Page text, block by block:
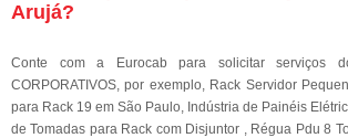
Arujá?
Conte com a Eurocab para solicitar serviços
CORPORATIVOS, por exemplo, Rack Servidor
para Rack 19 em São Paulo, Indústria de Painéis
de Tomadas para Rack com Disjuntor , Régua Pdu 8